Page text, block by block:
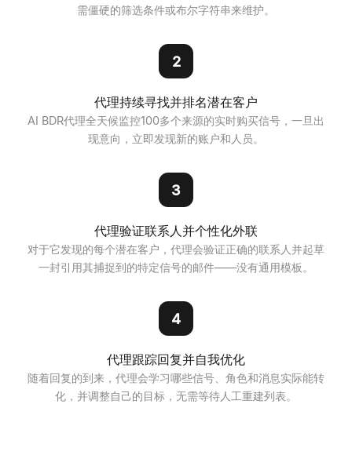
需僵硬的筛选条件或布尔字符串来维护。
2
代理持续寻找并排名潜在客户
AI BDR代理全天候监控100多个来源的实时购买信号，一旦出
现意向，立即发现新的账户和人员。
3
代理验证联系人并个性化外联
对于它发现的每个潜在客户，代理会验证正确的联系人并起草
一封引用其捕捉到的特定信号的邮件——没有通用模板。
4
代理跟踪回复并自我优化
随着回复的到来，代理会学习哪些信号、角色和消息实际能转
化，并调整自己的目标，无需等待人工重建列表。